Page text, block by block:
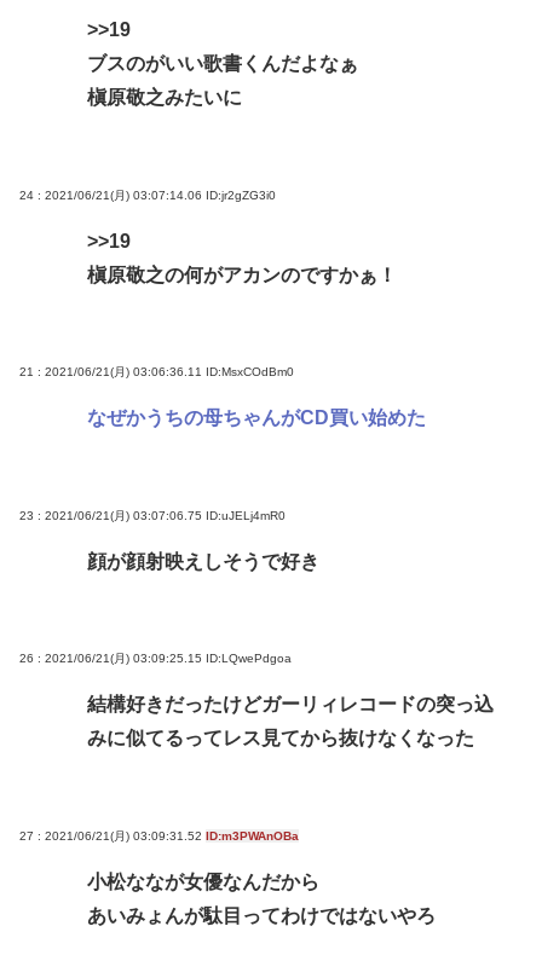
>>19
ブスのがいい歌書くんだよなぁ
槇原敬之みたいに
24 : 2021/06/21(月) 03:07:14.06 ID:jr2gZG3i0
>>19
槇原敬之の何がアカンのですかぁ！
21 : 2021/06/21(月) 03:06:36.11 ID:MsxCOdBm0
なぜかうちの母ちゃんがCD買い始めた
23 : 2021/06/21(月) 03:07:06.75 ID:uJELj4mR0
顔が顔射映えしそうで好き
26 : 2021/06/21(月) 03:09:25.15 ID:LQwePdgoa
結構好きだったけどガーリィレコードの突っ込
みに似てるってレス見てから抜けなくなった
27 : 2021/06/21(月) 03:09:31.52 ID:m3PWAnOBa
小松ななが女優なんだから
あいみょんが駄目ってわけではないやろ